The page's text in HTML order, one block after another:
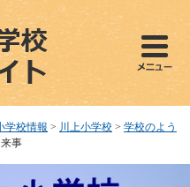
学校情報 > 川上小学校 > 学校のよう
事